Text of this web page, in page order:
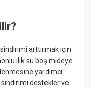
arttırmak için
ılık su boş mideye
yardımcı
sindirimi destekler ve